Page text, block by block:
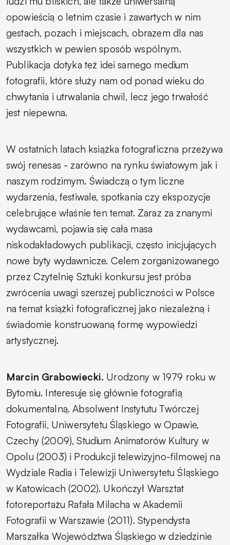
opowieścią o letnim czasie i zawartych w nim
gestach, pozach i miejscach, obrazem dla nas
wszystkich w pewien sposób wspólnym.
Publikacja dotyka też idei samego medium
fotografii, które służy nam od ponad wieku do
chwytania i utrwalania chwil, lecz jego trwałość
jest niepewna.
W ostatnich latach książka fotograficzna przeżywa
swój renesas - zarówno na rynku światowym jak i
naszym rodzimym. Świadczą o tym liczne
wydarzenia, festiwale, spotkania czy ekspozycje
celebrujące właśnie ten temat. Zaraz za znanymi
wydawcami, pojawia się cała masa
niskodakładowych publikacji, często inicjujących
nowe byty wydawnicze. Celem zorganizowanego
przez Czytelnię Sztuki konkursu jest próba
zwrócenia uwagi szerszej publiczności w Polsce
na temat książki fotograficznej jako niezależną i
świadomie konstruowaną formę wypowiedzi
artystycznej.
Marcin Grabowiecki. Urodzony w 1979 roku w
Bytomiu. Interesuje się głównie fotografią
dokumentalną. Absolwent Instytutu Twórczej
Fotografii, Uniwersytetu Śląskiego w Opawie,
Czechy (2009), Studium Animatorów Kultury w
Opolu (2003) i Produkcji telewizyjno-filmowej na
Wydziale Radia i Telewizji Uniwersytetu Śląskiego
w Katowicach (2002). Ukończył Warsztat
fotoreportażu Rafała Milacha w Akademii
Fotografii w Warszawie (2011). Stypendysta
Marszałka Województwa Śląskiego w dziedzinie